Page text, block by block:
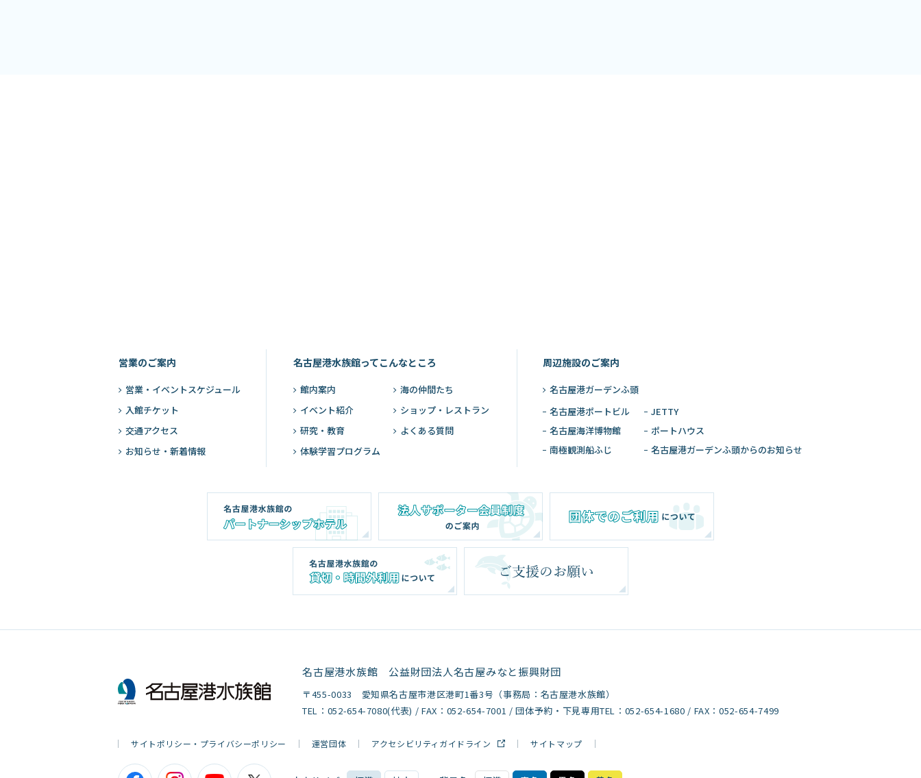
営業のご案内
営業・ イベントスケジュール
入館チケット
交通アクセス
お知らせ・新着情報
名古屋港水族館ってこんなところ
館内案内
海の仲間たち
イベント紹介
ショップ・レストラン
研究・教育
よくある質問
体験学習プログラム
周辺施設のご案内
名古屋港ガーデンふ頭
名古屋港ポートビル
JETTY
名古屋海洋博物館
ポートハウス
南極観測船ふじ
名古屋港ガーデンふ頭からのお知らせ
名古屋港水族館 公益財団法人名古屋みなと振興財団
〒455-0033 愛知県名古屋市港区港町1番3号 （事務局：名古屋港水族館）
TEL： 052-654-7080(代表) / FAX：052-654-7001 / 団体予約・下見専用TEL： 052-654-1680 / FAX：052-654-7499
サイトポリシー・プライバシーポリシー 運営団体 アクセシビリティガイドライン サイトマップ